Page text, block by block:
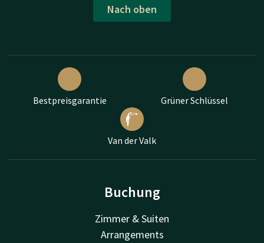
Nach oben
Bestpreisgarantie Grüner Schlüssel
Van der Valk
Buchung
Zimmer & Suiten
Arrangements